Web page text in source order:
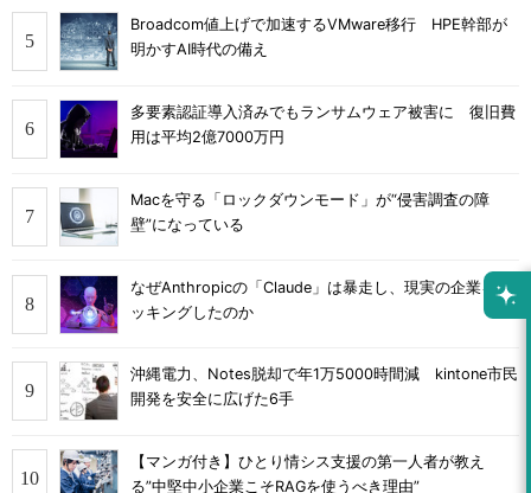
Broadcom値上げで加速するVMware移行 HPE幹部が
明かすAI時代の備え
多要素認証導入済みでもランサムウェア被害に 復旧費
用は平均2億7000万円
Macを守る「ロックダウンモード」が“侵害調査の障
壁”になっている
なぜAnthropicの「Claude」は暴走し、現実の企業をハ
ッキングしたのか
沖縄電力、Notes脱却で年1万5000時間減 kintone市民
開発を安全に広げた6手
【マンガ付き】ひとり情シス支援の第一人者が教え
る”中堅中小企業こそRAGを使うべき理由”